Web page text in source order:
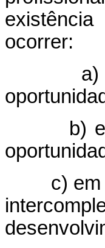
ocorrer:
a)
b)
c)